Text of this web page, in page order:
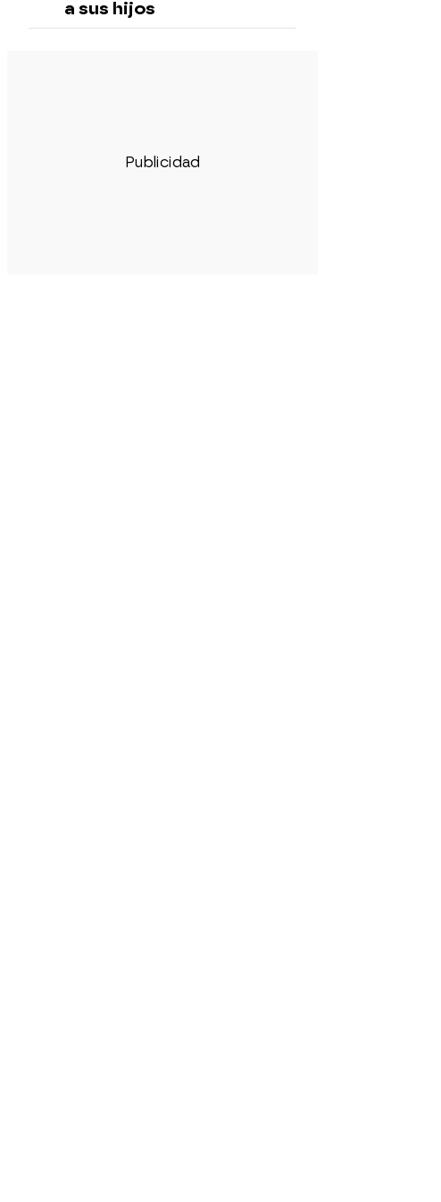
a sus hijos